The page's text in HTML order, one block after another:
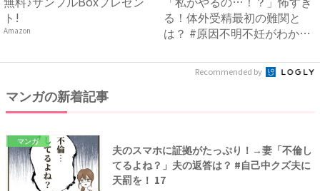
ト!
Amazon
る！体外受精最初の難関と
は？ #原因不明不妊がわかる
Recommended by
マンガの新着記事
マンガ
夫のスマホに証拠がたっぷり！→妻「不倫し
てるよね？」夫の返答は？ #自己中クズ夫に
天罰を！ 17